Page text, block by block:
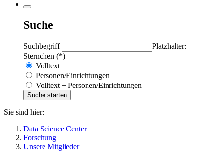
Suche
Suchbegriff
Platzhalter:
Sternchen (*)
Volltext
Personen/Einrichtungen
Volltext + Personen/Einrichtungen
Sie sind hier:
Data Science Center
Forschung
Unsere Mitglieder